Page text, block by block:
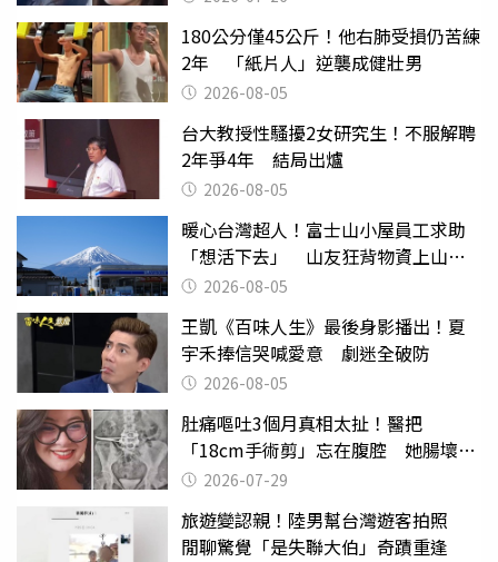
180公分僅45公斤！他右肺受損仍苦練
2年 「紙片人」逆襲成健壯男
2026-08-05
台大教授性騷擾2女研究生！不服解聘
2年爭4年 結局出爐
2026-08-05
暖心台灣超人！富士山小屋員工求助
「想活下去」 山友狂背物資上山：
台灣真的是寶島
2026-08-05
王凱《百味人生》最後身影播出！夏
宇禾捧信哭喊愛意 劇迷全破防
2026-08-05
肚痛嘔吐3個月真相太扯！醫把
「18cm手術剪」忘在腹腔 她腸壞死
險喪命
2026-07-29
旅遊變認親！陸男幫台灣遊客拍照
閒聊驚覺「是失聯大伯」奇蹟重逢